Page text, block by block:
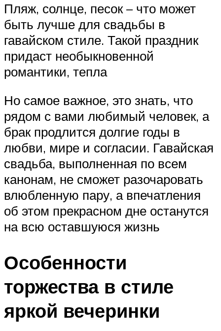
Пляж, солнце, песок – что может
быть лучше для свадьбы в
гавайском стиле. Такой праздник
придаст необыкновенной
романтики, тепла
Но самое важное, это знать, что
рядом с вами любимый человек, а
брак продлится долгие годы в
любви, мире и согласии. Гавайская
свадьба, выполненная по всем
канонам, не сможет разочаровать
влюбленную пару, а впечатления
об этом прекрасном дне останутся
на всю оставшуюся жизнь
Особенности
торжества в стиле
яркой вечеринки